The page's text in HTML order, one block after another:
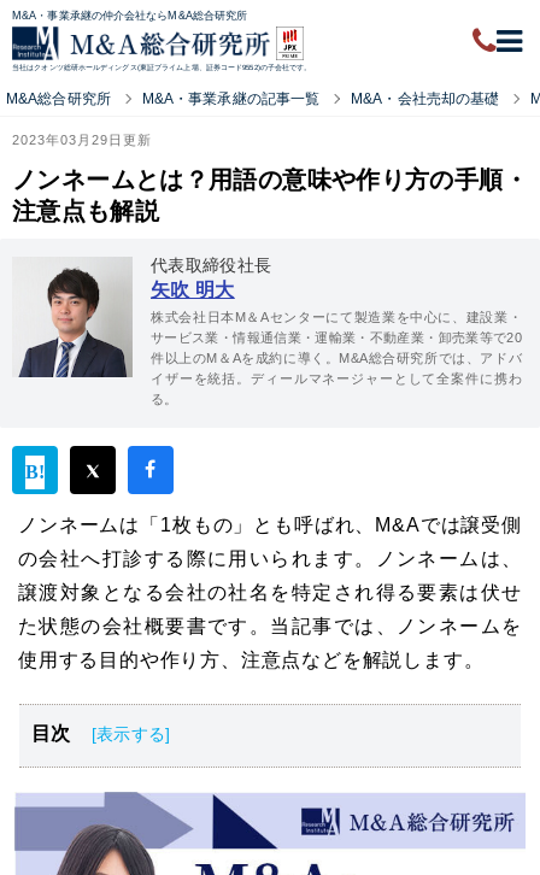
M&A・事業承継の仲介会社ならM&A総合研究所
当社はクオンツ総研ホールディングス(東証プライム上場、証券コード9552)の子会社です。
M&A総合研究所 M&A・事業承継の記事一覧 M&A・会社売却の基礎
2023年03月29日更新
ノンネームとは？用語の意味や作り方の手順・
注意点も解説
代表取締役社長
矢吹 明大
株式会社日本M＆Aセンターにて製造業を中心に、建設業・
サービス業・情報通信業・運輸業・不動産業・卸売業等で20
件以上のM＆Aを成約に導く。M&A総合研究所では、アドバ
イザーを統括。ディールマネージャーとして全案件に携わ
る。
ノンネームは「1枚もの」とも呼ばれ、M&Aでは譲受側
の会社へ打診する際に用いられます。ノンネームは、
譲渡対象となる会社の社名を特定され得る要素は伏せ
た状態の会社概要書です。当記事では、ノンネームを
使用する目的や作り方、注意点などを解説します。
目次
ノンネームとは
ノンネームで必要な企業評価の方法
ノンネームの作り方・手順